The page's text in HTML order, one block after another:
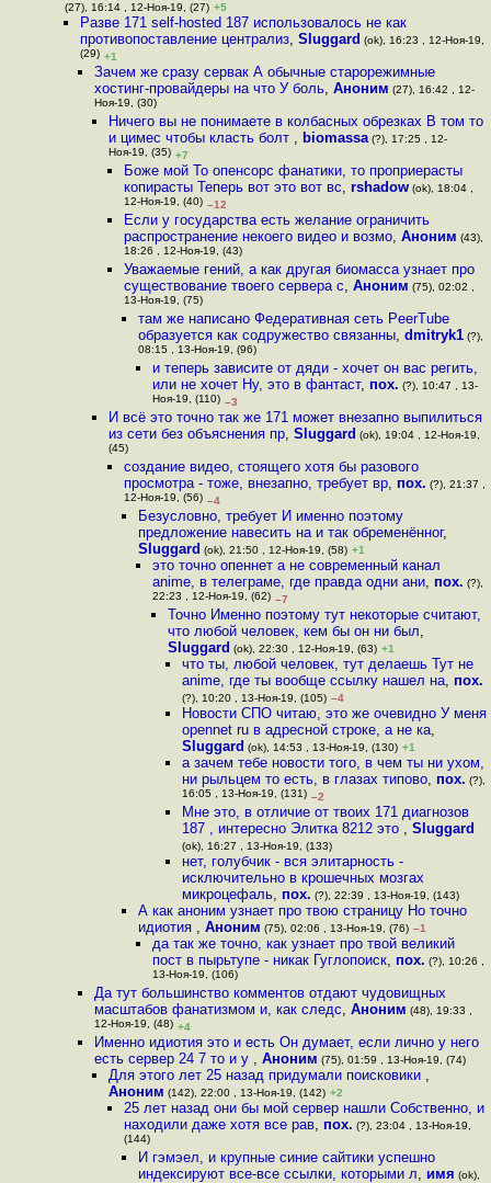
(27), 16:14 , 12-Ноя-19, (27) +5
Разве 171 self-hosted 187 использовалось не как
противопоставление централиз, Sluggard (ok), 16:23 , 12-Ноя-19,
(29) +1
Зачем же сразу сервак А обычные старорежимные
хостинг-провайдеры на что У боль, Аноним (27), 16:42 , 12-
Ноя-19, (30)
Ничего вы не понимаете в колбасных обрезках В том то
и цимес чтобы класть болт , biomassa (?), 17:25 , 12-
Ноя-19, (35) +7
Боже мой То опенсорс фанатики, то проприерасты
копирасты Теперь вот это вот вс, rshadow(ok), 18:04 ,
12-Ноя-19, (40) –12
Если у государства есть желание ограничить
распространение некоего видео и возмо, Аноним (43),
18:26 , 12-Ноя-19, (43)
Уважаемые гений, а как другая биомасса узнает про
существование твоего сервера с, Аноним (75), 02:02 ,
13-Ноя-19, (75)
там же написано Федеративная сеть PeerTube
образуется как содружество связанны, dmitryk1(?),
08:15 , 13-Ноя-19, (96)
и теперь зависите от дяди - хочет он вас регить,
или не хочет Ну, это в фантаст, пох. (?), 10:47 , 13-
Ноя-19, (110) –3
И всё это точно так же 171 может внезапно выпилиться
из сети без объяснения пр,Sluggard (ok), 19:04 , 12-Ноя-19,
(45)
создание видео, стоящего хотя бы разового
просмотра - тоже, внезапно, требует вр, пох. (?), 21:37 ,
12-Ноя-19, (56) –4
Безусловно, требует И именно поэтому
предложение навесить на и так обременённог,
Sluggard (ok), 21:50 , 12-Ноя-19, (58) +1
это точно опеннет а не современный канал
anime, в телеграме, где правда одни ани, пох. (?),
22:23 , 12-Ноя-19, (62) –7
Точно Именно поэтому тут некоторые считают,
что любой человек, кем бы он ни был,
Sluggard (ok), 22:30 , 12-Ноя-19, (63) +1
что ты, любой человек, тут делаешь Тут не
anime, где ты вообще ссылку нашел на, пох.
(?), 10:20 , 13-Ноя-19, (105) –4
Новости СПО читаю, это же очевидно У меня
opennet ru в адресной строке, а не ка,
Sluggard (ok), 14:53 , 13-Ноя-19, (130) +1
а зачем тебе новости того, в чем ты ни ухом,
ни рыльцем то есть, в глазах типово, пох. (?),
16:05 , 13-Ноя-19, (131) –2
Мне это, в отличие от твоих 171 диагнозов
187 , интересно Элитка 8212 это , Sluggard
(ok), 16:27 , 13-Ноя-19, (133)
нет, голубчик - вся элитарность -
исключительно в крошечных мозгах
микроцефаль, пох. (?), 22:39 , 13-Ноя-19, (143)
А как аноним узнает про твою страницу Но точно
идиотия , Аноним (75), 02:06 , 13-Ноя-19, (76) –1
да так же точно, как узнает про твой великий
пост в пырьтупе - никак Гуглопоиск, пох. (?), 10:26 ,
13-Ноя-19, (106)
Да тут большинство комментов отдают чудовищных
масштабов фанатизмом и, как следс, Аноним (48), 19:33 ,
12-Ноя-19, (48) +4
Именно идиотия это и есть Он думает, если лично у него
есть сервер 24 7 то и у , Аноним (75), 01:59 , 13-Ноя-19, (74)
Для этого лет 25 назад придумали поисковики ,
Аноним (142), 22:00 , 13-Ноя-19, (142) +2
25 лет назад они бы мой сервер нашли Собственно, и
находили даже хотя все рав, пох. (?), 23:04 , 13-Ноя-19,
(144)
И гэмэел, и крупные синие сайтики успешно
индексируют все-все ссылки, которыми л, имя (ok),